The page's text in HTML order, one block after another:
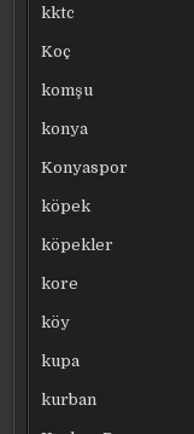
kktc
Koç
komşu
konya
Konyaspor
köpek
köpekler
kore
köy
kupa
kurban